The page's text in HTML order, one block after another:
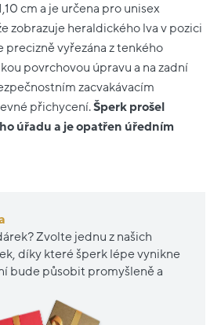
cm a je určena pro unisex
zobrazuje heraldického lva v pozici
precizně vyřezána z tenkého
povrchovou úpravu a na zadní
zacvakávacím
přichycení.Šperk prošel
úřadu a je opatřen úředním
Zvolte jednu z našich
díky které šperk lépe vynikne
bude působit promyšleně a